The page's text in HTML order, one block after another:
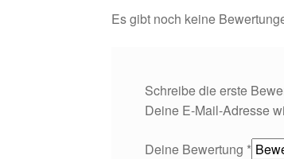
Es gibt noch keine
Schreibe die erste
Deine E-Mail-Adresse
Deine Bewertung *